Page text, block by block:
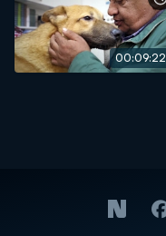
00:09:22